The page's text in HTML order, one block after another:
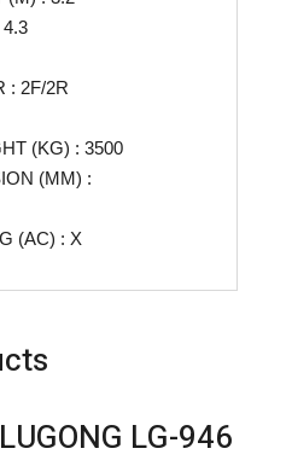
: 2F/2R
(KG) : 3500
(MM) :
(AC) : X
LG-946